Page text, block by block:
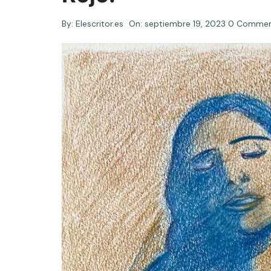
By: Elescritor.es On: septiembre 19, 2023 0